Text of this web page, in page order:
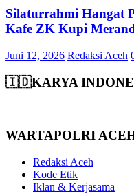
Silaturrahmi Hangat
Kafe ZK Kupi
Juni 12, 2026 Redaksi Aceh
🇮🇩KARYA
WARTAPOLRI
Redaksi Aceh
Kode Etik
Iklan & Kerjasama